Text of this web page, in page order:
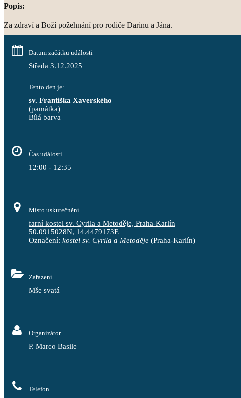
Popis:
Za zdraví a Boží požehnání pro rodiče Darinu a Jána.
Datum začátku události
Středa 3.12.2025
Tento den je:
sv. Františka Xaverského
(památka)
Bílá barva
Čas události
12:00 - 12:35
Místo uskutečnění
farní kostel sv. Cyrila a Metoděje, Praha-Karlín
50.0915028N, 14.4479173E
Označení: kostel sv. Cyrila a Metoděje (Praha-Karlín)
Zařazení
Mše svatá
Organizátor
P. Marco Basile
Telefon